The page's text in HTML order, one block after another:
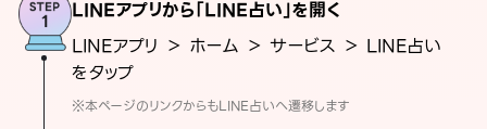
LINEアプリから「LINE占い」を開く
LINEアプリ ＞ ホーム ＞ サービス ＞ LINE占い
をタップ
※本ページのリンクからもLINE占いへ遷移します